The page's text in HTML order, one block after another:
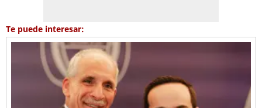
Te puede interesar: